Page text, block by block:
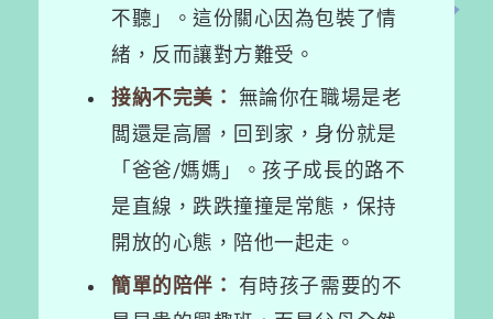
不聽」。這份關心因為包裝了情
緒，反而讓對方難受。
接納不完美：
無論你在職場是老
闆還是高層，回到家，身份就是
「爸爸/媽媽」。孩子成長的路不
是直線，跌跌撞撞是常態，保持
開放的心態，陪他一起走。
簡單的陪伴：
有時孩子需要的不